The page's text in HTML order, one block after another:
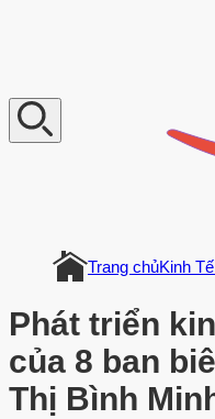
Trang chủKinh
Phát triển
của 8 ban
Thị Bình